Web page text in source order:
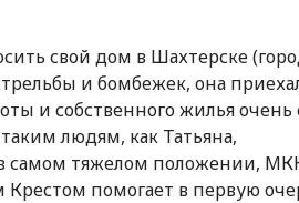
свой дом в Шахтерске
и бомбежек, она
и собственного жилья
людям, как Татьяна,
самом тяжелом положении,
помогает в первую